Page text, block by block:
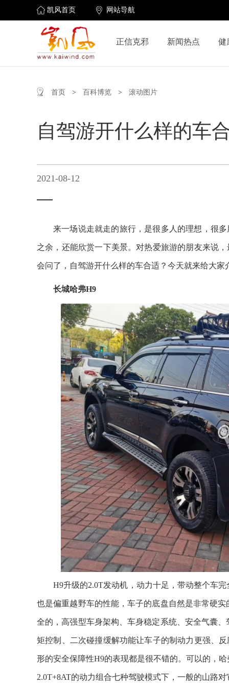
凯风首页 网站导航
正信克邪 新闻热点 健
首页 > 百科博览 > 滚动图片
自驾游开什么样的车
2021-08-12
来一场说走就走的旅行，是很多人的理想，很
之余，还能欣赏一下美景。对热爱旅游的朋友来说
会问了，自驾游开什么样的车合适？今天就来给大家
长城哈弗H9
H9升级的2.0T发动机，动力十足，带动整个车
也是偏重越野车的性能，车子的底盘自然是非常硬
全的，高强型车身架构、车身稳定系统、安全气囊
矩控制、二次碰撞缓解功能让车子的制动力更强、
形的安全保障性H9的表现都是很不错的。可以的，
2.0T+8AT的动力组合七种驾驶模式下，一般的山路